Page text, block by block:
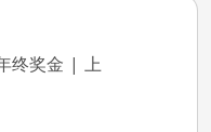
终奖金
上